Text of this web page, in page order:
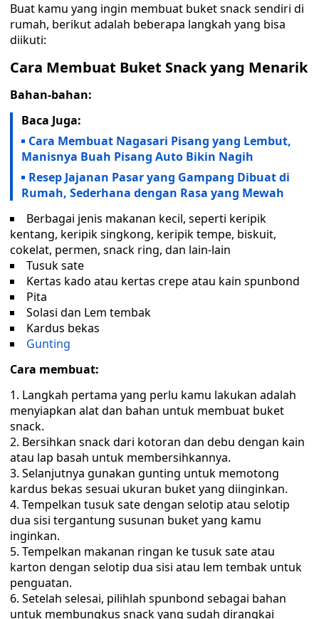
Buat kamu yang ingin membuat buket snack sendiri di
rumah, berikut adalah beberapa langkah yang bisa
diikuti:
Cara Membuat Buket Snack yang Menarik
Bahan-bahan:
Baca Juga:
Cara Membuat Nagasari Pisang yang Lembut,
Manisnya Buah Pisang Auto Bikin Nagih
Resep Jajanan Pasar yang Gampang Dibuat di
Rumah, Sederhana dengan Rasa yang Mewah
Berbagai jenis makanan kecil, seperti keripik
kentang, keripik singkong, keripik tempe, biskuit,
cokelat, permen, snack ring, dan lain-lain
Tusuk sate
Kertas kado atau kertas crepe atau kain spunbond
Pita
Solasi dan Lem tembak
Kardus bekas
Gunting
Cara membuat:
Langkah pertama yang perlu kamu lakukan adalah
menyiapkan alat dan bahan untuk membuat buket
snack.
Bersihkan snack dari kotoran dan debu dengan kain
atau lap basah untuk membersihkannya.
Selanjutnya gunakan gunting untuk memotong
kardus bekas sesuai ukuran buket yang diinginkan.
Tempelkan tusuk sate dengan selotip atau selotip
dua sisi tergantung susunan buket yang kamu
inginkan.
Tempelkan makanan ringan ke tusuk sate atau
karton dengan selotip dua sisi atau lem tembak untuk
penguatan.
Setelah selesai, pilihlah spunbond sebagai bahan
untuk membungkus snack yang sudah dirangkai